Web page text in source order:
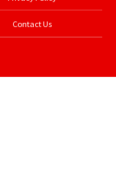
Contact Us